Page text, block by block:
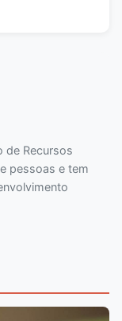
de Recursos
pessoas e tem